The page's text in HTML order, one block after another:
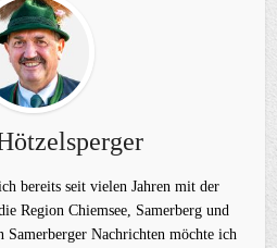
bereits seit vielen Jahren mit der
Region Chiemsee, Samerberg und
Samerberger Nachrichten möchte ich